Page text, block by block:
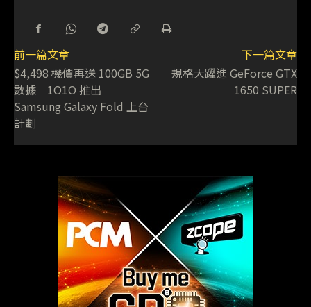
前一篇文章
$4,498 機價再送 100GB 5G
數據 1O1O 推出
Samsung Galaxy Fold 上台
計劃
下一篇文章
規格大躍進 GeForce GTX
1650 SUPER